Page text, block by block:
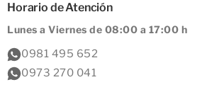
Horario de Atención
Lunes a Viernes de 08:00 a 17:00 h
0981 495 652
0973 270 041